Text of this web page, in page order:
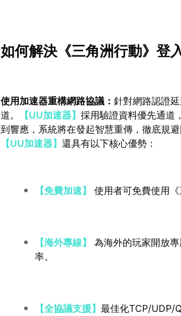
如何解決《三角洲行動》登
使用加速器重構網路協議：針對網路認證
道。
【UU加速器】採用驗證資料優先通道
到響應，系統將在發起智慧重傳，徹底規
【UU加速器】還具有以下核心優勢：
【免費加速】 使用者可免費使用
【海外專線】
為海外的玩家開放
率。
【全協議支援】最佳化TCP/UDP/